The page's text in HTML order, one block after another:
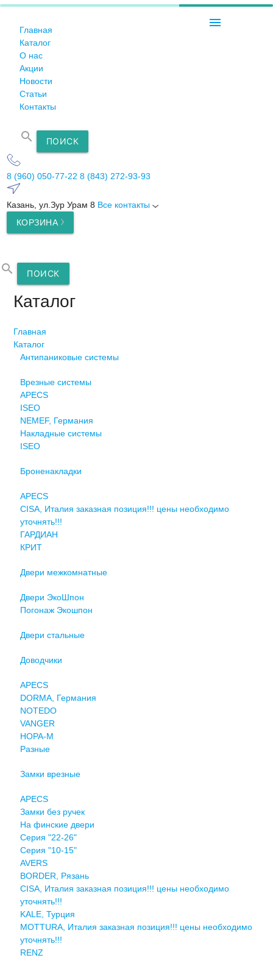
menu
Главная
Каталог
О нас
Акции
Новости
Статьи
Контакты
search ПОИСК
8 (960) 050-77-22 8 (843) 272-93-93
Казань, ул.Зур Урам 8 Все контакты
КОРЗИНА
search ПОИСК
Каталог
Главная
Каталог
Антипаниковые системы
Врезные системы
APECS
ISEO
NEMEF, Германия
Накладные системы
ISEO
Броненакладки
APECS
CISA, Италия заказная позиция!!! цены необходимо
уточнять!!!
ГАРДИАН
КРИТ
Двери межкомнатные
Двери ЭкоШпон
Погонаж Экошпон
Двери стальные
Доводчики
APECS
DORMA, Германия
NOTEDO
VANGER
НОРА-М
Разные
Замки врезные
APECS
Замки без ручек
На финские двери
Серия "22-26"
Серия "10-15"
AVERS
BORDER, Рязань
CISA, Италия заказная позиция!!! цены необходимо
уточнять!!!
KALE, Турция
MOTTURA, Италия заказная позиция!!! цены необходимо
уточнять!!!
RENZ